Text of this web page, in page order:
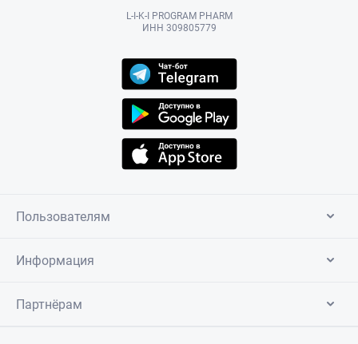
L-I-K-I PROGRAM PHARM
ИНН 309805779
Пользователям
Информация
Партнёрам